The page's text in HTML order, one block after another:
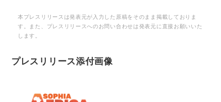
本プレスリリースは発表元が入力した原稿をそのまま掲載しておりま
す。また、プレスリリースへのお問い合わせは発表元に直接お願いいた
します。
プレスリリース添付画像